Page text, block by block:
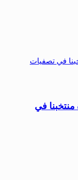
منتخبنا في